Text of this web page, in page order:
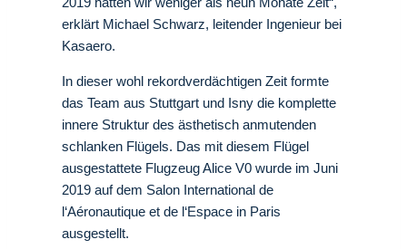
erklärt Michael Schwarz, leitender Ingenieur bei
Kasaero.
In dieser wohl rekordverdächtigen Zeit formte
das Team aus Stuttgart und Isny die komplette
innere Struktur des ästhetisch anmutenden
schlanken Flügels. Das mit diesem Flügel
ausgestattete Flugzeug Alice V0 wurde im Juni
2019 auf dem Salon International de
l‘Aéronautique et de l‘Espace in Paris
ausgestellt.